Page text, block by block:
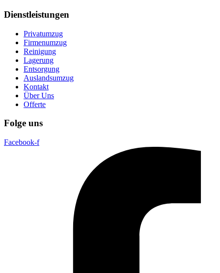
Dienstleistungen
Privatumzug
Firmenumzug
Reinigung
Lagerung
Entsorgung
Auslandsumzug
Kontakt
Über Uns
Offerte
Folge uns
Facebook-f